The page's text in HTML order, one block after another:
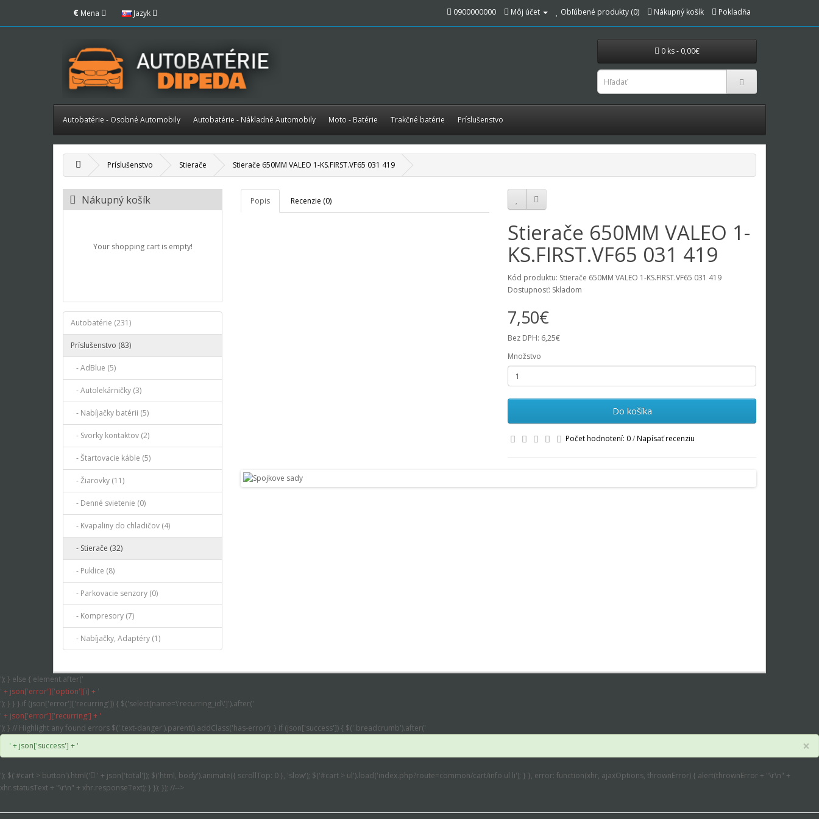
€ Mena Jazyk 0900000000 Môj účet Obľúbené produkty (0) Nákupný košík Pokladňa
0 ks - 0,00€
Autobatérie - Osobné Automobily Autobatérie - Nákladné Automobily Moto - Batérie Trakčné batérie Príslušenstvo
Príslušenstvo Stierače Stierače 650MM VALEO 1-KS.FIRST.VF65 031 419
Nákupný košík
Your shopping cart is empty!
Autobatérie (231)
Príslušenstvo (83)
- AdBlue (5)
- Autolekárničky (3)
- Nabíjačky batérii (5)
- Svorky kontaktov (2)
- Štartovacie káble (5)
- Žiarovky (11)
- Denné svietenie (0)
- Kvapaliny do chladičov (4)
- Stierače (32)
- Puklice (8)
- Parkovacie senzory (0)
- Kompresory (7)
- Nabíjačky, Adaptéry (1)
Popis Recenzie (0)
Stierače 650MM VALEO 1-
KS.FIRST.VF65 031 419
Kód produktu: Stierače 650MM VALEO 1-KS.FIRST.VF65 031 419
Dostupnosť: Skladom
7,50€
Bez DPH: 6,25€
Množstvo
Do košíka
Počet hodnotení: 0/Napísať recenziu
'); } else { element.after('
' + json['error']['option'][i] + '
'); } } } if (json['error']['recurring']) { $('select[name=\'recurring_id\']').after('
' + json['error']['recurring'] + '
'); } // Highlight any found errors $('.text-danger').parent().addClass('has-error'); } if (json['success']) { $('.breadcrumb').after('
' + json['success'] + '
×
'); $('#cart > button').html('
' + json['total']); $('html, body').animate({ scrollTop: 0 }, 'slow'); $('#cart > ul').load('index.php?route=common/cart/info ul li'); } }, error: function(xhr, ajaxOptions, thrownError) { alert(thrownError + "\r\n" +
xhr.statusText + "\r\n" + xhr.responseText); } }); }); //-->